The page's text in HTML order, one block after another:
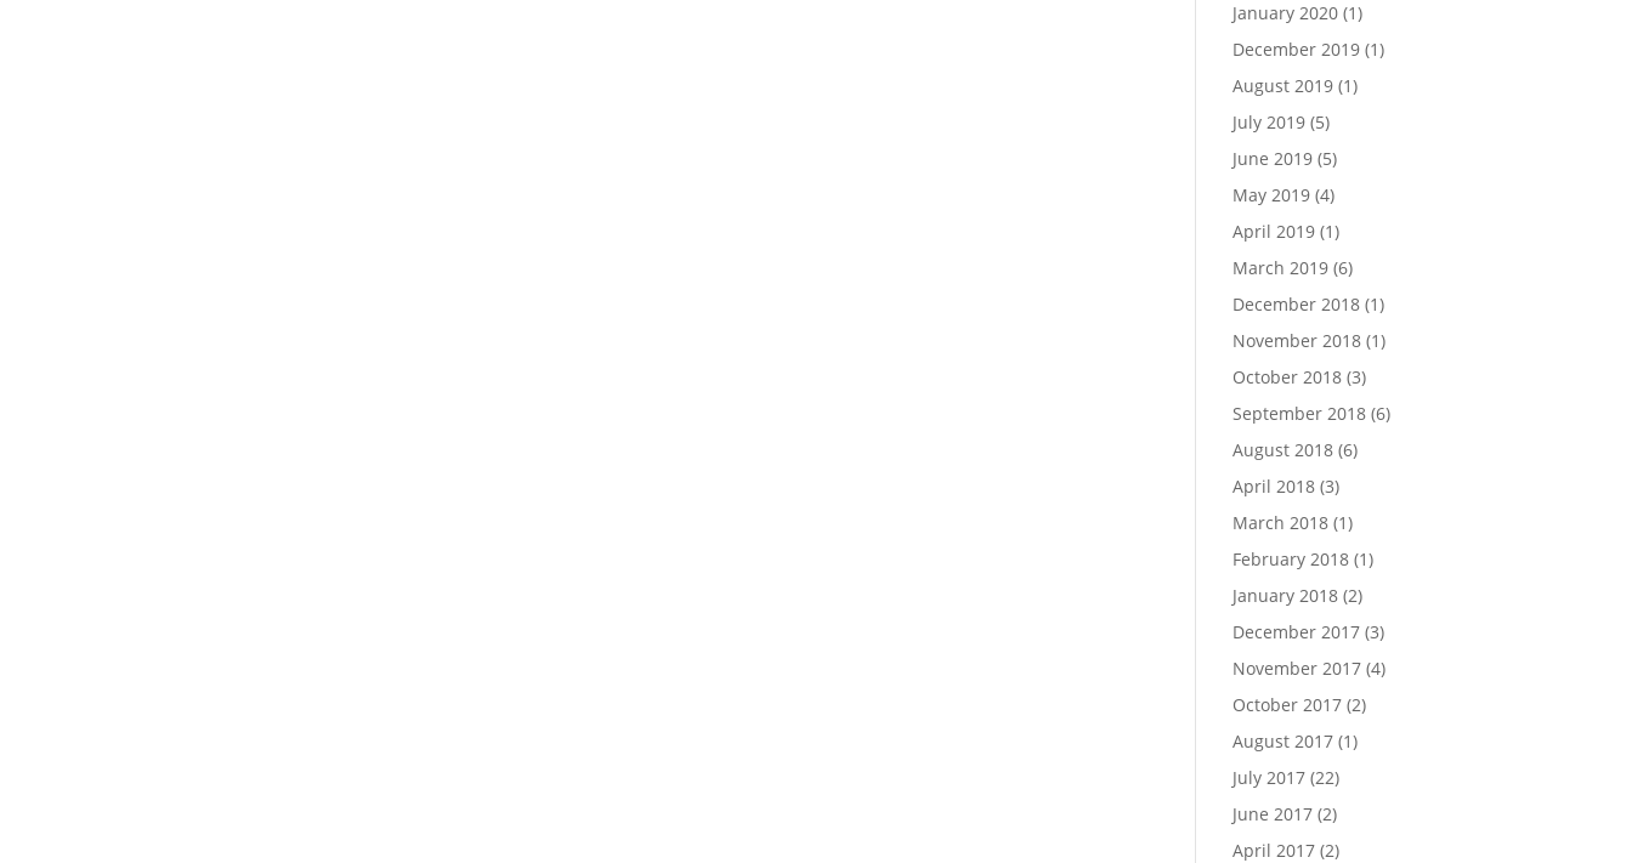
January 2020 (1)
December 2019 (1)
August 2019 (1)
July 2019 (5)
June 2019 (5)
May 2019 (4)
April 2019 (1)
March 2019 (6)
December 2018 (1)
November 2018 (1)
October 2018 (3)
September 2018 (6)
August 2018 (6)
April 2018 (3)
March 2018 (1)
February 2018 (1)
January 2018 (2)
December 2017 (3)
November 2017 (4)
October 2017 (2)
August 2017 (1)
July 2017 (22)
June 2017 (2)
April 2017 (2)